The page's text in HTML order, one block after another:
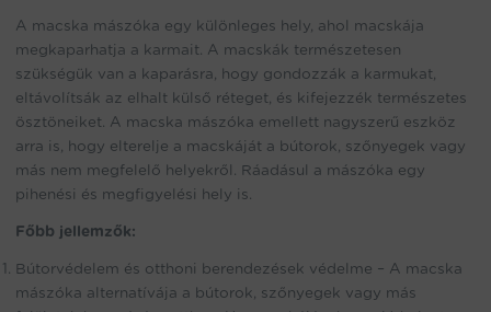
A macska mászóka egy különleges hely, ahol macskája
megkaparhatja a karmait. A macskák természetesen
szükségük van a kaparásra, hogy gondozzák a karmukat,
eltávolítsák az elhalt külső réteget, és kifejezzék természetes
ösztöneiket. A macska mászóka emellett nagyszerű eszköz
arra is, hogy elterelje a macskáját a bútorok, szőnyegek vagy
más nem megfelelő helyekről. Ráadásul a mászóka egy
pihenési és megfigyelési hely is.
Főbb jellemzők:
Bútorvédelem és otthoni berendezések védelme – A macska
mászóka alternatívája a bútorok, szőnyegek vagy más